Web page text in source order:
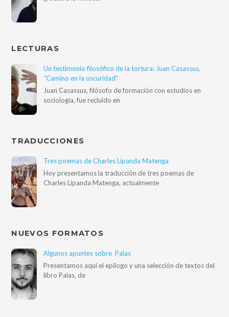
LECTURAS
Un testimonio filosófico de la tortura: Juan Casassus,
“Camino en la oscuridad”
Juan Casassus, filósofo de formación con estudios en
sociología, fue recluido en
TRADUCCIONES
Tres poemas de Charles Lipanda Matenga
Hoy presentamos la traducción de tres poemas de
Charles Lipanda Matenga, actualmente
NUEVOS FORMATOS
Algunos apuntes sobre Palas
Presentamos aquí el epílogo y una selección de textos del
libro Palas, de